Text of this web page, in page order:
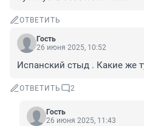
ОТВЕТИТЬ
Гость
26 июня 2025, 10:52
Испанский стыд . Какие же
ОТВЕТИТЬ 2
Гость
26 июня 2025, 11:43